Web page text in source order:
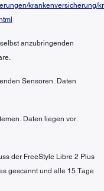
krankenversicherung/
anzubringenden
Sensoren. Daten
Daten liegen vor.
der FreeStyle Libre 2 Plus
gescannt und alle 15 Tage